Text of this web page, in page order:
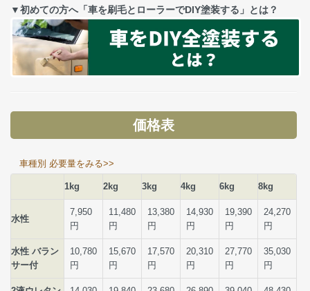
▼初めての方へ「車を刷毛とローラーでDIY塗装する」とは？
価格表
車種別 必要量をみる>>